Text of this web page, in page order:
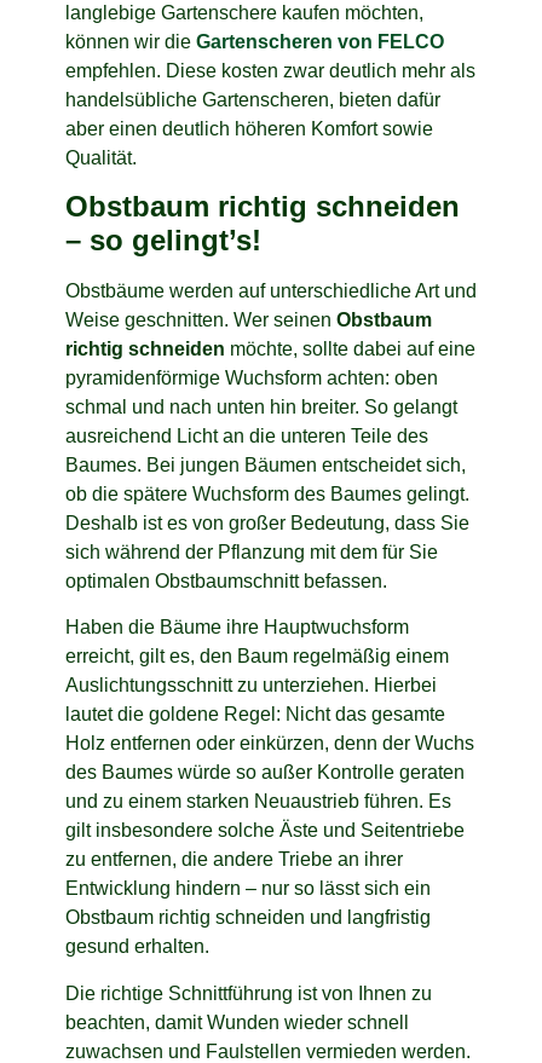
langlebige Gartenschere kaufen möchten,
können wir die Gartenscheren von FELCO
empfehlen. Diese kosten zwar deutlich mehr als
handelsübliche Gartenscheren, bieten dafür
aber einen deutlich höheren Komfort sowie
Qualität.
Obstbaum richtig schneiden
– so gelingt’s!
Obstbäume werden auf unterschiedliche Art und
Weise geschnitten. Wer seinen Obstbaum
richtig schneiden möchte, sollte dabei auf eine
pyramidenförmige Wuchsform achten: oben
schmal und nach unten hin breiter. So gelangt
ausreichend Licht an die unteren Teile des
Baumes. Bei jungen Bäumen entscheidet sich,
ob die spätere Wuchsform des Baumes gelingt.
Deshalb ist es von großer Bedeutung, dass Sie
sich während der Pflanzung mit dem für Sie
optimalen Obstbaumschnitt befassen.
Haben die Bäume ihre Hauptwuchsform
erreicht, gilt es, den Baum regelmäßig einem
Auslichtungsschnitt zu unterziehen. Hierbei
lautet die goldene Regel: Nicht das gesamte
Holz entfernen oder einkürzen, denn der Wuchs
des Baumes würde so außer Kontrolle geraten
und zu einem starken Neuaustrieb führen. Es
gilt insbesondere solche Äste und Seitentriebe
zu entfernen, die andere Triebe an ihrer
Entwicklung hindern – nur so lässt sich ein
Obstbaum richtig schneiden und langfristig
gesund erhalten.
Die richtige Schnittführung ist von Ihnen zu
beachten, damit Wunden wieder schnell
zuwachsen und Faulstellen vermieden werden.